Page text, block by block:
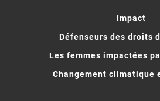
Impact
Défenseurs des droits
Les femmes impactées
Changement climatique